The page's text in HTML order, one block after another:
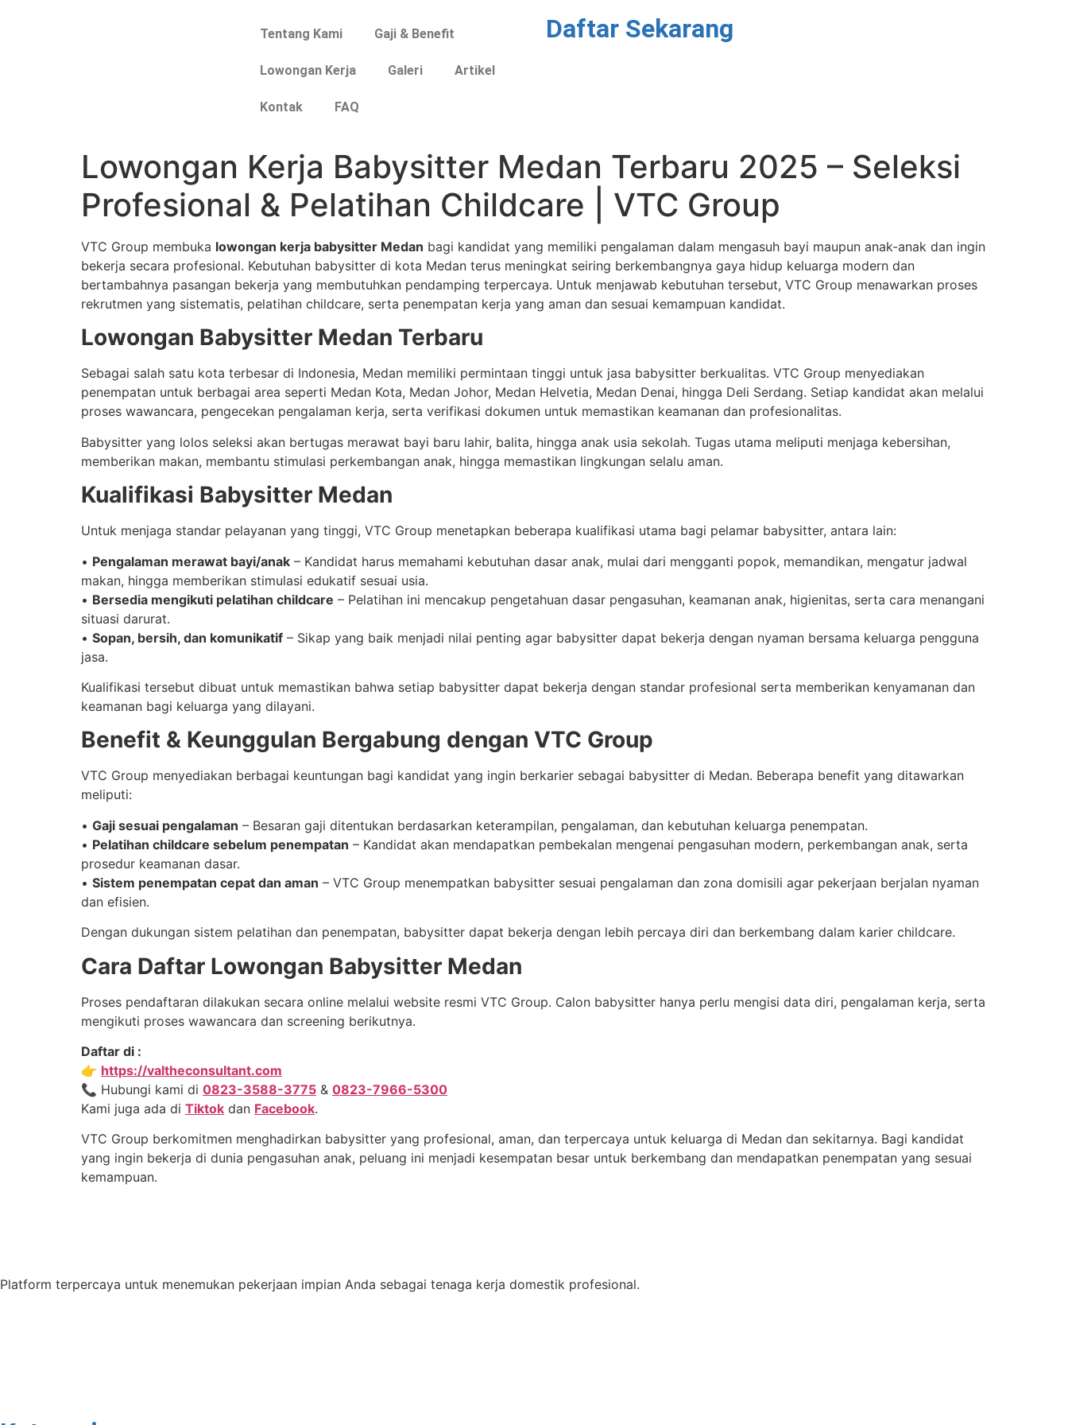
Tentang Kami Gaji & Benefit
Lowongan Kerja Galeri Artikel
Kontak FAQ
Daftar Sekarang
Lowongan Kerja Babysitter Medan Terbaru 2025 – Seleksi
Profesional & Pelatihan Childcare | VTC Group
VTC Group membuka lowongan kerja babysitter Medan bagi kandidat yang memiliki pengalaman dalam mengasuh bayi maupun anak-anak dan ingin
bekerja secara profesional. Kebutuhan babysitter di kota Medan terus meningkat seiring berkembangnya gaya hidup keluarga modern dan
bertambahnya pasangan bekerja yang membutuhkan pendamping terpercaya. Untuk menjawab kebutuhan tersebut, VTC Group menawarkan proses
rekrutmen yang sistematis, pelatihan childcare, serta penempatan kerja yang aman dan sesuai kemampuan kandidat.
Lowongan Babysitter Medan Terbaru
Sebagai salah satu kota terbesar di Indonesia, Medan memiliki permintaan tinggi untuk jasa babysitter berkualitas. VTC Group menyediakan
penempatan untuk berbagai area seperti Medan Kota, Medan Johor, Medan Helvetia, Medan Denai, hingga Deli Serdang. Setiap kandidat akan melalui
proses wawancara, pengecekan pengalaman kerja, serta verifikasi dokumen untuk memastikan keamanan dan profesionalitas.
Babysitter yang lolos seleksi akan bertugas merawat bayi baru lahir, balita, hingga anak usia sekolah. Tugas utama meliputi menjaga kebersihan,
memberikan makan, membantu stimulasi perkembangan anak, hingga memastikan lingkungan selalu aman.
Kualifikasi Babysitter Medan
Untuk menjaga standar pelayanan yang tinggi, VTC Group menetapkan beberapa kualifikasi utama bagi pelamar babysitter, antara lain:
• Pengalaman merawat bayi/anak – Kandidat harus memahami kebutuhan dasar anak, mulai dari mengganti popok, memandikan, mengatur jadwal
makan, hingga memberikan stimulasi edukatif sesuai usia.
• Bersedia mengikuti pelatihan childcare – Pelatihan ini mencakup pengetahuan dasar pengasuhan, keamanan anak, higienitas, serta cara menangani
situasi darurat.
• Sopan, bersih, dan komunikatif – Sikap yang baik menjadi nilai penting agar babysitter dapat bekerja dengan nyaman bersama keluarga pengguna
jasa.
Kualifikasi tersebut dibuat untuk memastikan bahwa setiap babysitter dapat bekerja dengan standar profesional serta memberikan kenyamanan dan
keamanan bagi keluarga yang dilayani.
Benefit & Keunggulan Bergabung dengan VTC Group
VTC Group menyediakan berbagai keuntungan bagi kandidat yang ingin berkarier sebagai babysitter di Medan. Beberapa benefit yang ditawarkan
meliputi:
• Gaji sesuai pengalaman – Besaran gaji ditentukan berdasarkan keterampilan, pengalaman, dan kebutuhan keluarga penempatan.
• Pelatihan childcare sebelum penempatan – Kandidat akan mendapatkan pembekalan mengenai pengasuhan modern, perkembangan anak, serta
prosedur keamanan dasar.
• Sistem penempatan cepat dan aman – VTC Group menempatkan babysitter sesuai pengalaman dan zona domisili agar pekerjaan berjalan nyaman
dan efisien.
Dengan dukungan sistem pelatihan dan penempatan, babysitter dapat bekerja dengan lebih percaya diri dan berkembang dalam karier childcare.
Cara Daftar Lowongan Babysitter Medan
Proses pendaftaran dilakukan secara online melalui website resmi VTC Group. Calon babysitter hanya perlu mengisi data diri, pengalaman kerja, serta
mengikuti proses wawancara dan screening berikutnya.
Daftar di :
👉 https://valtheconsultant.com
📞 Hubungi kami di 0823-3588-3775 & 0823-7966-5300
Kami juga ada di Tiktok dan Facebook.
VTC Group berkomitmen menghadirkan babysitter yang profesional, aman, dan terpercaya untuk keluarga di Medan dan sekitarnya. Bagi kandidat
yang ingin bekerja di dunia pengasuhan anak, peluang ini menjadi kesempatan besar untuk berkembang dan mendapatkan penempatan yang sesuai
kemampuan.
Platform terpercaya untuk menemukan pekerjaan impian Anda sebagai tenaga kerja domestik profesional.